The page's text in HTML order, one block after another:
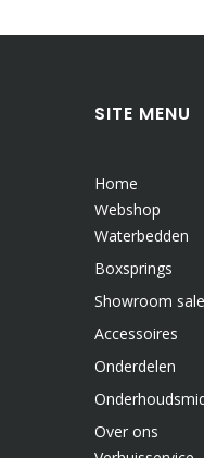
SITE MENU
Home
Webshop
Waterbedden
Boxsprings
Showroom sale
Accessoires
Onderdelen
Over ons